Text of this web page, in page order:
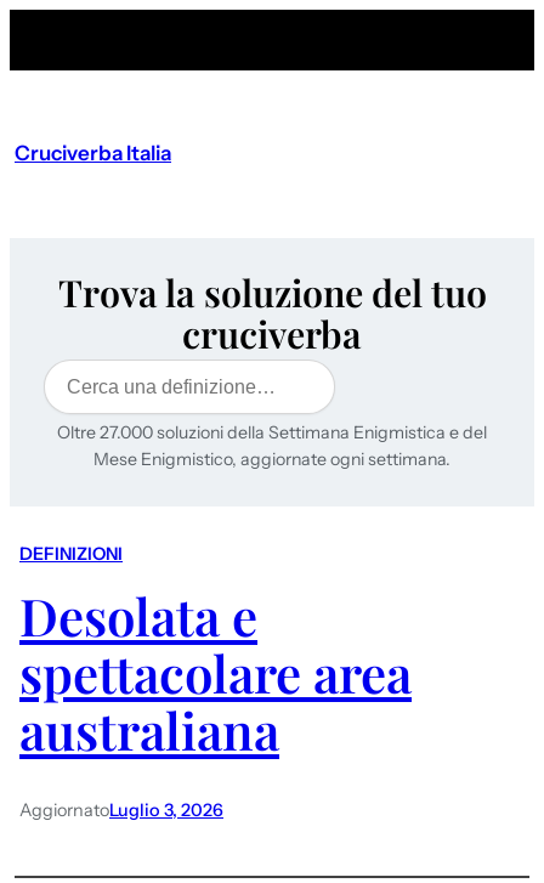
Cruciverba Italia
Trova la soluzione del tuo
cruciverba
Cerca
Oltre 27.000 soluzioni della Settimana Enigmistica e del
Mese Enigmistico, aggiornate ogni settimana.
DEFINIZIONI
Desolata e
spettacolare area
australiana
AggiornatoLuglio 3, 2026